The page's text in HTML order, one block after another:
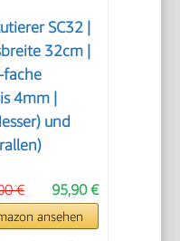
SC32 |
32cm |
fache
4mm |
und
95,90 €
€
ansehen